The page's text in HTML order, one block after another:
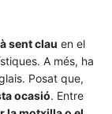
sent clau en el
A més, ha
Posat que,
ocasió. Entre